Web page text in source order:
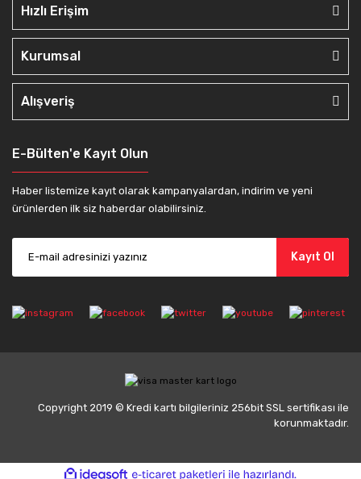
Hızlı Erişim
Kurumsal
Alışveriş
E-Bülten'e Kayıt Olun
Haber listemize kayıt olarak kampanyalardan, indirim ve yeni
ürünlerden ilk siz haberdar olabilirsiniz.
Kayıt Ol
Copyright 2019 © Kredi kartı bilgileriniz 256bit SSL sertifikası ile
korunmaktadır.
ideasoft e-